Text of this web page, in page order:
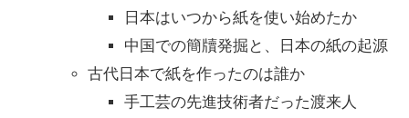
日本はいつから紙を使い始めたか
中国での簡牘発掘と、日本の紙の起源
古代日本で紙を作ったのは誰か
手工芸の先進技術者だった渡来人